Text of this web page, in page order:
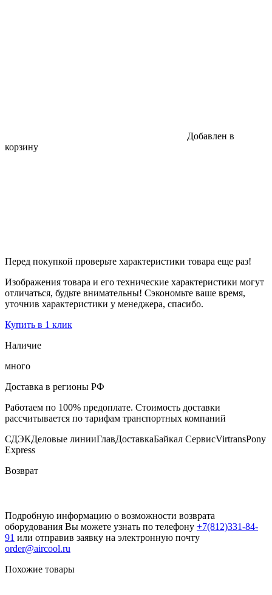
Добавлен в
корзину
Перед покупкой проверьте характеристики товара еще раз!
Изображения товара и его технические характеристики могут
отличаться, будьте внимательны! Сэкономьте ваше время,
уточнив характеристики у менеджера, спасибо.
Купить в 1 клик
Наличие
много
Доставка в регионы РФ
Работаем по 100% предоплате. Стоимость доставки
рассчитывается по тарифам транспортных компаний
СДЭКДеловые линииГлавДоставкаБайкал СервисVirtransPony
Express
Возврат
Подробную информацию о возможности возврата
оборудования Вы можете узнать по телефону +7(812)331-84-
91 или отправив заявку на электронную почту
order@aircool.ru
Похожие товары